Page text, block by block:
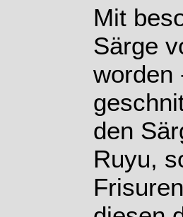
Mit
Särge
worden
den
Ruyu,